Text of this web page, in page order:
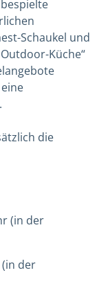
Schaukel und
Küche“
die
(in der
(in der